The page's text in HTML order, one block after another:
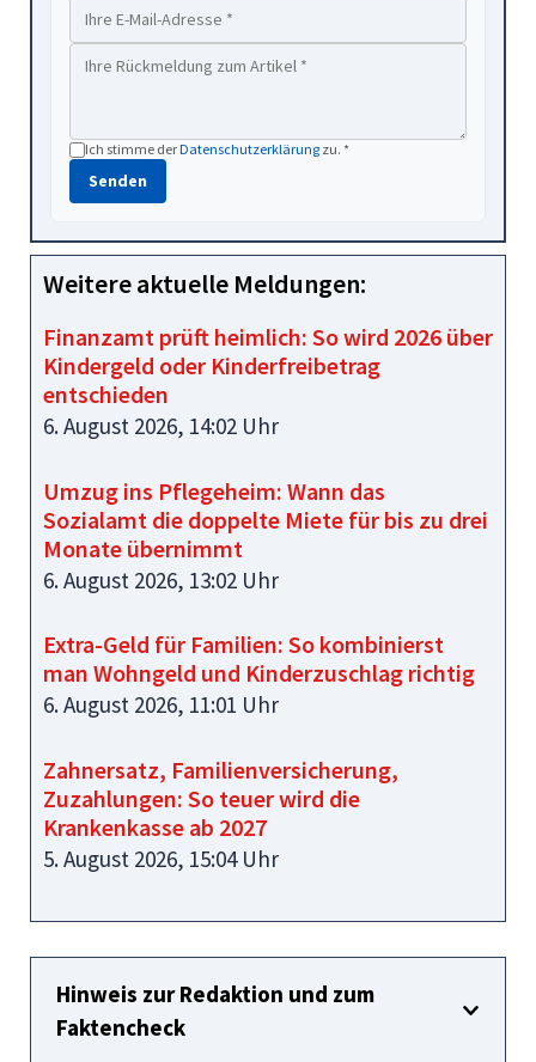
Ich stimme derDatenschutzerklärung zu. *
Senden
Weitere aktuelle Meldungen:
Finanzamt prüft heimlich: So wird 2026 über
Kindergeld oder Kinderfreibetrag
entschieden
6. August 2026, 14:02 Uhr
Umzug ins Pflegeheim: Wann das
Sozialamt die doppelte Miete für bis zu drei
Monate übernimmt
6. August 2026, 13:02 Uhr
Extra-Geld für Familien: So kombinierst
man Wohngeld und Kinderzuschlag richtig
6. August 2026, 11:01 Uhr
Zahnersatz, Familienversicherung,
Zuzahlungen: So teuer wird die
Krankenkasse ab 2027
5. August 2026, 15:04 Uhr
Hinweis zur Redaktion und zum
Faktencheck